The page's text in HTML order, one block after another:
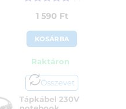
Értékelés:5
1 590 Ft
KOSÁRBA
Raktáron
Összevet
Tápkábel 230V